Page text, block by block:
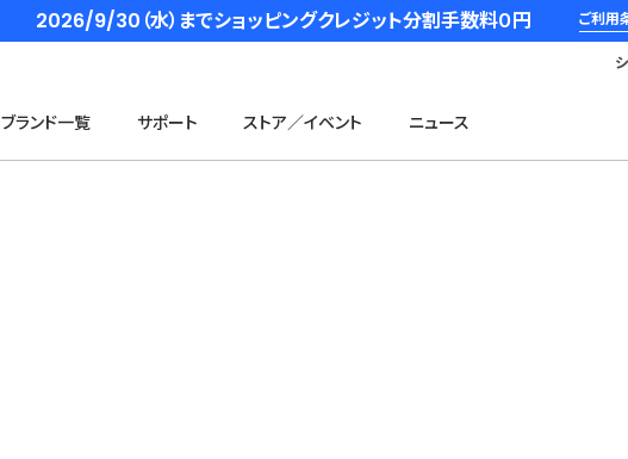
2026/9/30（水）までショッピングクレジット分割手数料０円 ご利用
ブランド一覧 サポート ストア／イベント ニュース